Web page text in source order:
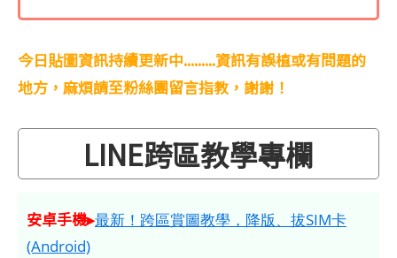
今日貼圖資訊持續更新中.........資訊有誤植或有問題的
地方，麻煩請至粉絲團留言指教，謝謝！
LINE跨區教學專欄
安卓手機▸最新！跨區賞圖教學，降版、拔SIM卡
(Android)